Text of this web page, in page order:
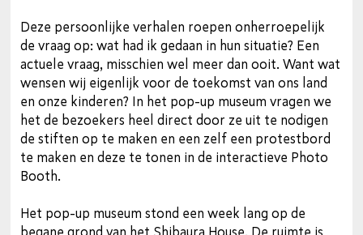
Deze persoonlijke verhalen roepen onherroepelijk
de vraag op: wat had ik gedaan in hun situatie? Een
actuele vraag, misschien wel meer dan ooit. Want wat
wensen wij eigenlijk voor de toekomst van ons land
en onze kinderen? In het pop-up museum vragen we
het de bezoekers heel direct door ze uit te nodigen
de stiften op te maken en een zelf een protestbord
te maken en deze te tonen in de interactieve Photo
Booth.
Het pop-up museum stond een week lang op de